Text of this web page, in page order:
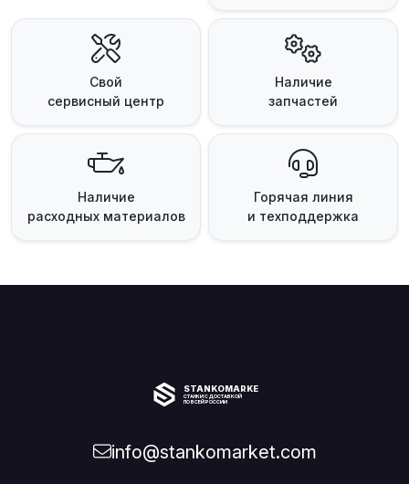
Свой
сервисный центр
Наличие
запчастей
Наличие
расходных материалов
Горячая линия
и техподдержка
STANKOMARKET
СТАНКИ С ДОСТАВКОЙ
ПО ВСЕЙ РОССИИ
info@stankomarket.com